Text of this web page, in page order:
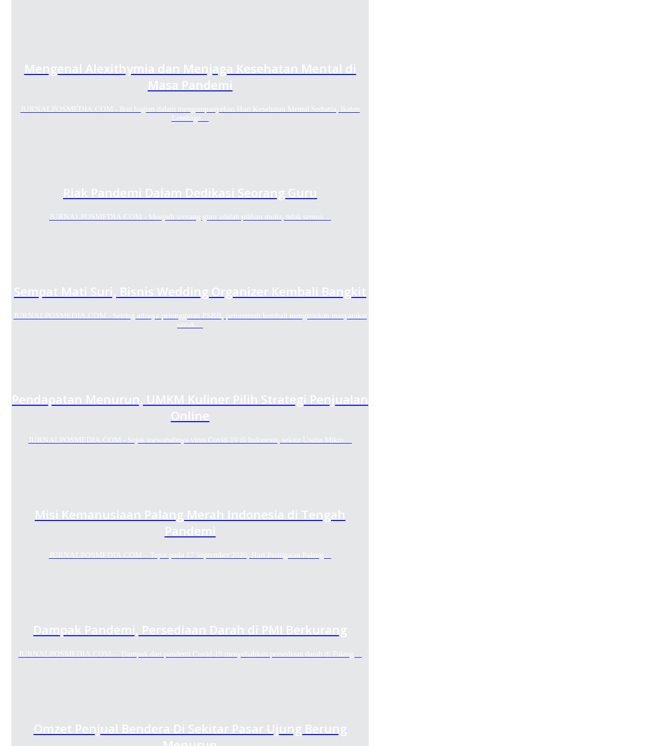
Mengenal Alexithymia dan Menjaga Kesehatan Mental di
Masa Pandemi
JURNALPOSMEDIA.COM - Ikut bagian dalam mengampanyekan Hari Kesehatan Mental Sedunia, Ikatan
Lembaga…
Riak Pandemi Dalam Dedikasi Seorang Guru
JURNALPOSMEDIA.COM - Menjadi seorang guru adalah pilihan mulia, tidak semua…
Sempat Mati Suri, Bisnis Wedding Organizer Kembali Bangkit
JURNALPOSMEDIA.COM - Seiring adanya pelonggaran PSBB, pemerintah kembali mengizinkan masyarakat
untuk…
Pendapatan Menurun, UMKM Kuliner Pilih Strategi Penjualan
Online
JURNALPOSMEDIA.COM - Sejak mewabahnya virus Covid-19 di Indonesia, sektor Usaha Mikro…
Misi Kemanusiaan Palang Merah Indonesia di Tengah
Pandemi
JURNALPOSMEDIA.COM – Tepat pada 17 September 2020, Hari Peringatan Palang…
Dampak Pandemi, Persediaan Darah di PMI Berkurang
JURNALPOSMEDIA.COM— Dampak dari pandemi Covid-19 menyebabkan persediaan darah di Palang…
Omzet Penjual Bendera Di Sekitar Pasar Ujung Berung